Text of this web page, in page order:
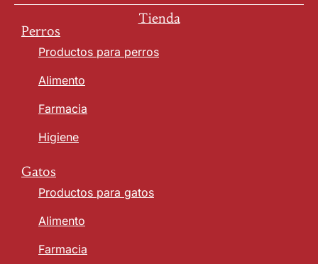
Tienda
Perros
Productos para perros
Alimento
Farmacia
Higiene
Gatos
Productos para gatos
Alimento
Farmacia